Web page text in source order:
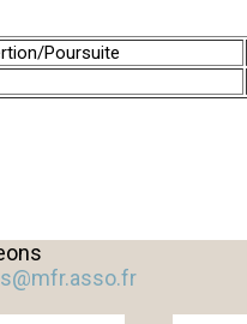
Poursuite